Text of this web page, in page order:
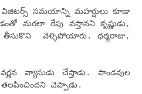
విజిటర్స్ సమయాన్ని మహర్షులు కూడా
మరలా రేపు వస్తానని కృష్ణుడు,
తీసుకొని వెళ్ళిపోయారు. ధర్మరాజు,
వ్యాసుడు చేస్తాడు. పాండవుల
చెప్పాడు.